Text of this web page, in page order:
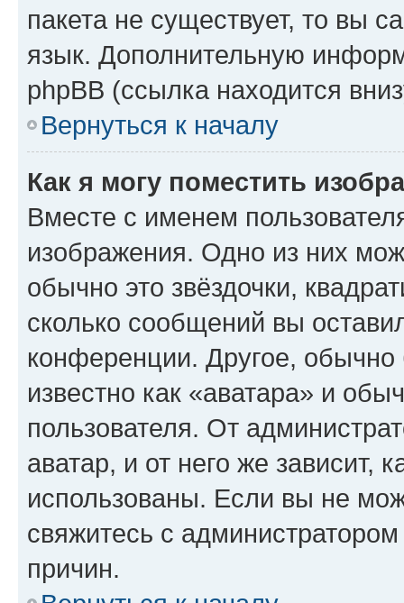
пакета не существует, то вы
язык. Дополнительную
phpBB (ссылка находится
Вернуться к началу
Как я могу поместить
Вместе с именем
изображения. Одно из них
обычно это звёздочки,
сколько сообщений вы
конференции. Другое,
известно как «аватара» и
пользователя. От
аватар, и от него же зависит,
использованы. Если вы не
свяжитесь с
причин.